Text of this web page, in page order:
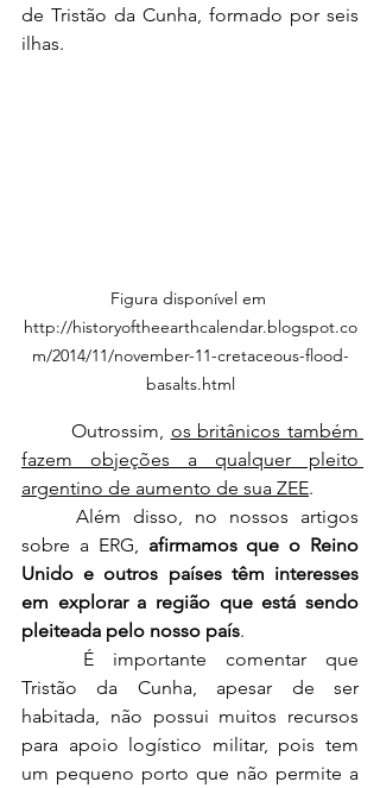
de Tristão da Cunha, formado por seis
ilhas.
Figura disponível em
http://historyoftheearthcalendar.blogspot.co
m/2014/11/november-11-cretaceous-flood-
basalts.html
	Outrossim,
os britânicos também
fazem objeções a qualquer pleito
argentino de aumento de sua ZEE.
sobre a ERG, afirmamos que o Reino
Unido e outros países têm interesses
em explorar a região que está sendo
pleiteada pelo nosso país.
Tristão da Cunha, apesar de ser
habitada, não possui muitos recursos
para apoio logístico militar, pois tem
um pequeno porto que não permite a